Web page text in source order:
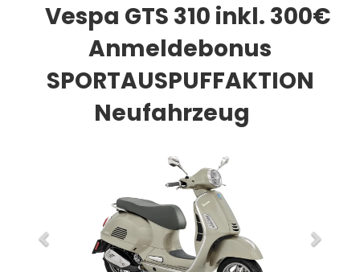
Vespa GTS 310 inkl. 300€
Anmeldebonus
SPORTAUSPUFFAKTION
Neufahrzeug